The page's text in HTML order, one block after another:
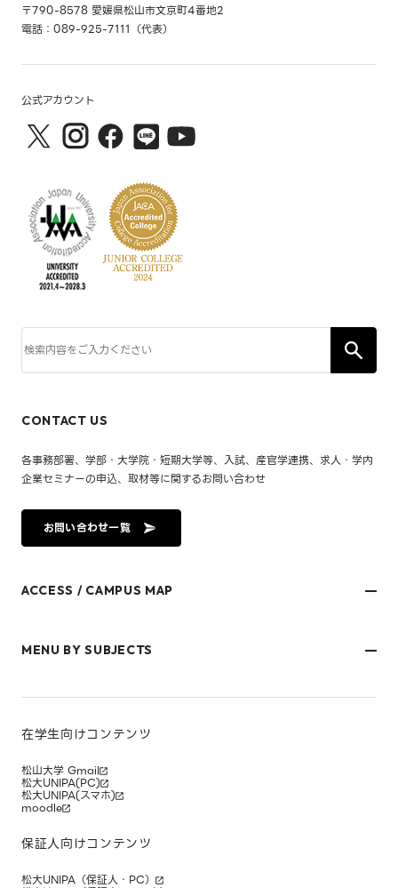
〒790-8578 愛媛県松山市文京町4番地2
電話：089-925-7111（代表）
公式アカウント
CONTACT US
各事務部署、学部・大学院・短期大学等、入試、産官学連携、求人・学内
企業セミナーの申込、取材等に関するお問い合わせ
お問い合わせ一覧
ACCESS / CAMPUS MAP
御幸キャンパス(運動施設)
キャンパスマップ
MENU BY SUBJECTS
在学生・保護者のみなさま
研究者・企業のみなさま
在学生向けコンテンツ
松山大学 Gmail
松大UNIPA(PC)
松大UNIPA(スマホ)
moodle
保証人向けコンテンツ
松大UNIPA（保証人・PC）